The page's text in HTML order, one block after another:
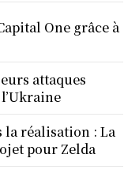
One grâce à
attaques
la réalisation : La
pour Zelda